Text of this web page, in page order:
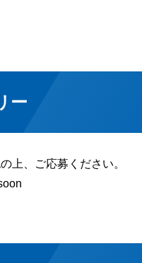
ー
上、ご応募ください。